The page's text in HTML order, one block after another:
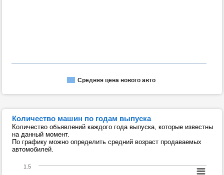
Средняя цена нового авто
Количество машин по годам выпуска
Количество объявлений каждого года выпуска, которые известны
на данный момент.
По графику можно определить средний возраст продаваемых
автомобилей.
1.5